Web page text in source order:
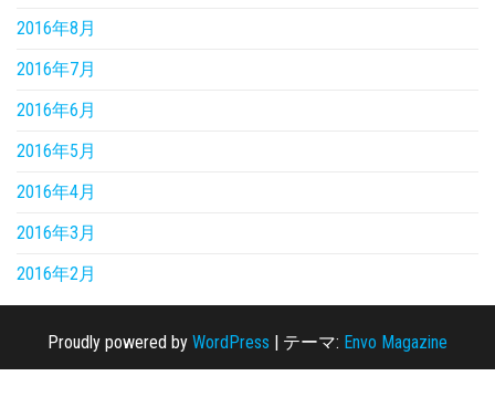
2016年8月
2016年7月
2016年6月
2016年5月
2016年4月
2016年3月
2016年2月
Proudly powered by WordPress テーマ: Envo Magazine